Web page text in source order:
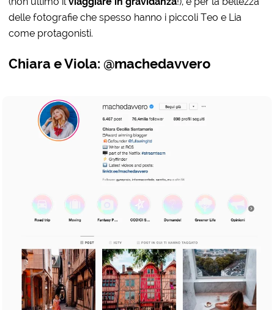
delle fotografie che spesso hanno i piccoli Teo e Lia
come protagonisti.
Chiara e Viola: @machedavvero